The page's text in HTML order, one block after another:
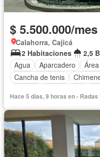
$ 5.500.000/mes
Calahorra, Cajicá
2 Habitaciones
2,5
Agua
Aparcadero
Cancha de tenis
Seguridad privada
Hace 5 días, 9 horas en - Radas